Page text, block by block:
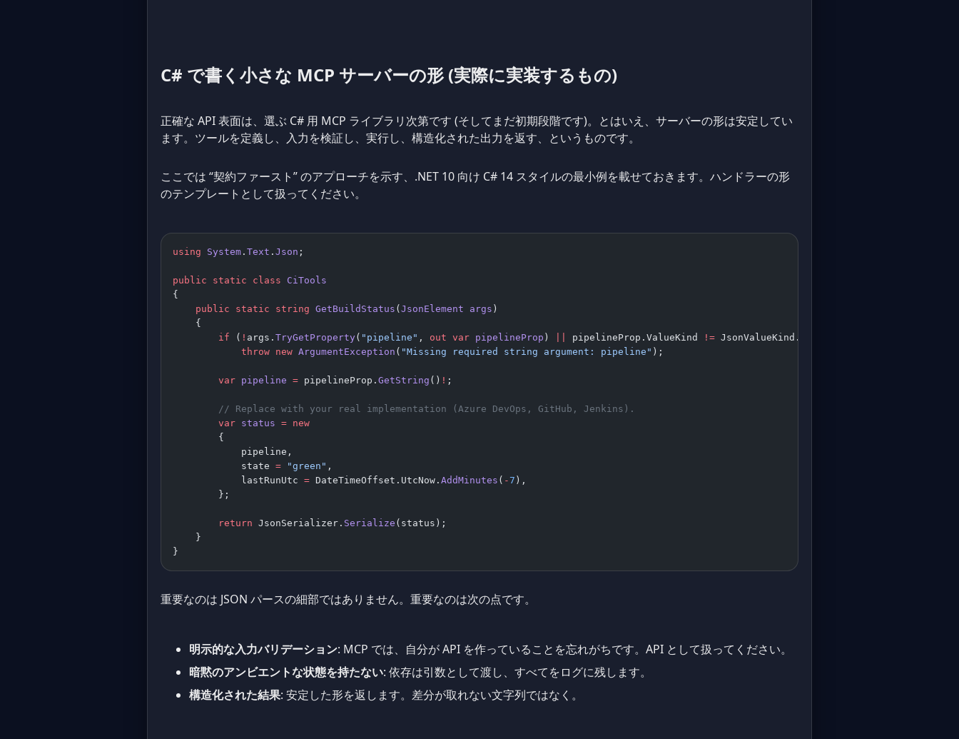
C# で書く小さな MCP サーバーの形 (実際に実装するもの)
正確な API 表面は、選ぶ C# 用 MCP ライブラリ次第です (そしてまだ初期段階です)。とはいえ、サーバーの形は安定してい
ます。ツールを定義し、入力を検証し、実行し、構造化された出力を返す、というものです。
ここでは “契約ファースト” のアプローチを示す、.NET 10 向け C# 14 スタイルの最小例を載せておきます。ハンドラーの形
のテンプレートとして扱ってください。
using System . Text . Json ;
public static class CiTools
{
    public
static string GetBuildStatus (JsonElement args )
    {
        if
( ! args. TryGetProperty( "pipeline" , out var pipelineProp ) pipelineProp.ValueKind != JsonValueKind.String)
            throw
new ArgumentException ( "Missing required string argument: pipeline" );
        var
pipeline = pipelineProp. GetString () ! ;
        // Replace with your real implementation (Azure DevOps, GitHub, Jenkins).
        var
status = new
        {
            pipeline,
            state
= "green" ,
            lastRunUtc
= DateTimeOffset.UtcNow. AddMinutes ( -7 ),
        };
        return
JsonSerializer. Serialize (status);
    }
}
重要なのは JSON パースの細部ではありません。重要なのは次の点です。
明示的な入力バリデーション: MCP では、自分が API を作っていることを忘れがちです。API として扱ってください。
暗黙のアンビエントな状態を持たない: 依存は引数として渡し、すべてをログに残します。
構造化された結果: 安定した形を返します。差分が取れない文字列ではなく。